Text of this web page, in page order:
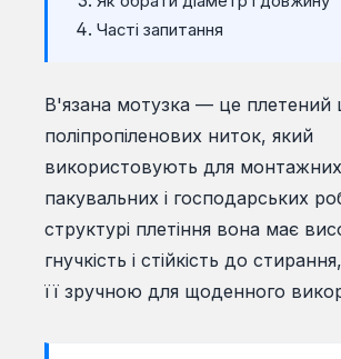
Часті запитання
В'язана мотузка — це плетений
поліпропіленових ниток, який
використовують для
пакувальних і господарських
структурі плетіння вона має
гнучкість і стійкість до
її зручною для щоденного